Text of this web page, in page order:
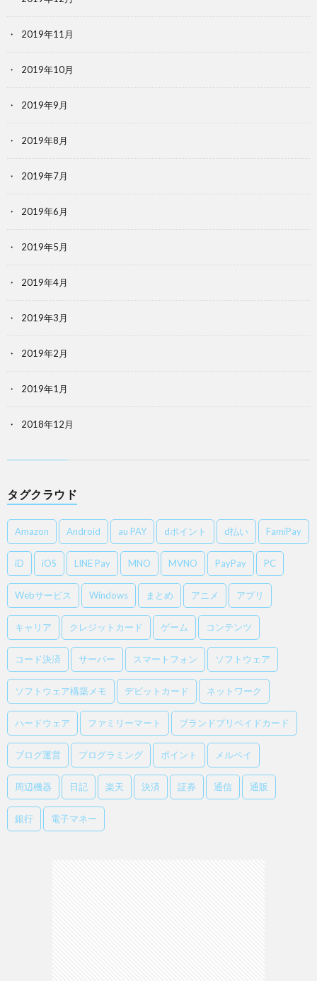
2019年11月
2019年10月
2019年9月
2019年8月
2019年7月
2019年6月
2019年5月
2019年4月
2019年3月
2019年2月
2019年1月
2018年12月
タグクラウド
Amazon Android au PAY dポイント d払い FamiPay
iD iOS LINE Pay MNO MVNO PayPay PC
Webサービス Windows まとめ アニメ アプリ
キャリア クレジットカード ゲーム コンテンツ
コード決済 サーバー スマートフォン ソフトウェア
ソフトウェア構築メモ デビットカード ネットワーク
ハードウェア ファミリーマート ブランドプリペイドカード
ブログ運営 プログラミング ポイント メルペイ
周辺機器 日記 楽天 決済 証券 通信 通販
銀行 電子マネー